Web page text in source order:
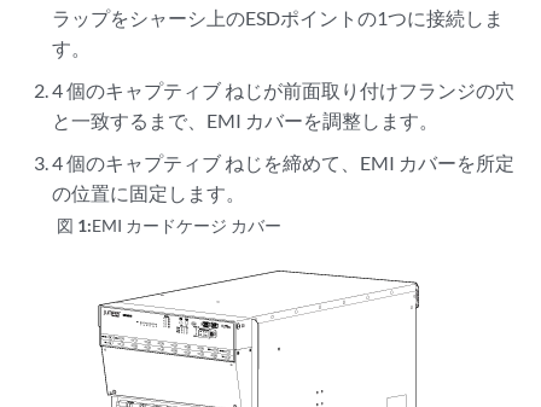
ラップをシャーシ上のESDポイントの1つに接続しま
す。
4 個のキャプティブ ねじが前面取り付けフランジの穴
と一致するまで、EMI カバーを調整します。
4 個のキャプティブ ねじを締めて、EMI カバーを所定
の位置に固定します。
図 1:EMI カードケージ カバー